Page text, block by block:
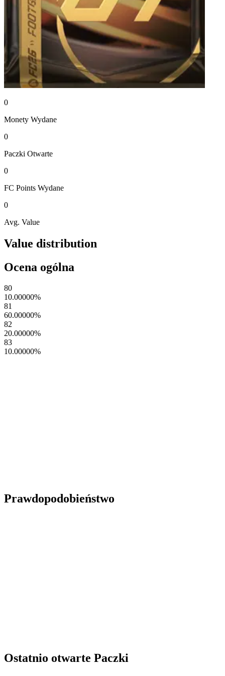
0
Monety Wydane
0
Paczki Otwarte
0
FC Points Wydane
0
Avg. Value
Value distribution
Ocena ogólna
80
10.00000%
81
60.00000%
82
20.00000%
83
10.00000%
Prawdopodobieństwo
Ostatnio otwarte Paczki